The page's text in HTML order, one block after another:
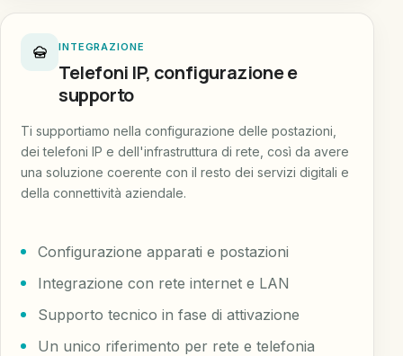
INTEGRAZIONE
Telefoni IP, configurazione e
supporto
Ti supportiamo nella configurazione delle postazioni,
dei telefoni IP e dell'infrastruttura di rete, così da avere
una soluzione coerente con il resto dei servizi digitali e
della connettività aziendale.
Configurazione apparati e postazioni
Integrazione con rete internet e LAN
Supporto tecnico in fase di attivazione
Un unico riferimento per rete e telefonia